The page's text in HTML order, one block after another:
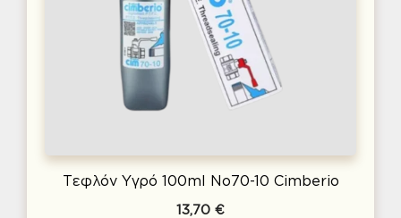
Τεφλόν Υγρό 100ml No70-10 Cimberio
13,70 €